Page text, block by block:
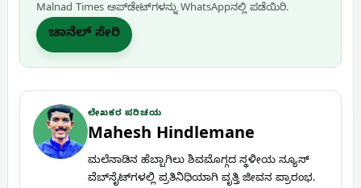
Malnad Times ಅಪ್‌ಡೇಟ್‌ಗಳನ್ನು WhatsApp‌ನಲ್ಲಿ ಪಡೆಯಿರಿ.
ಚಾನೆಲ್ ಸೇರಿ
ಲೇಖಕರ ಪರಿಚಯ
Mahesh Hindlemane
ಮಲೆನಾಡಿನ ಹೆಬ್ಬಾಗಿಲು ಶಿವಮೊಗ್ಗದ ಸ್ಥಳೀಯ ನ್ಯೂಸ್
ವೆಬ್‌ಸೈಟ್‌ಗಳಲ್ಲಿ ಪ್ರತಿನಿಧಿಯಾಗಿ ವೃತ್ತಿ ಜೀವನ ಪ್ರಾರಂಭ.